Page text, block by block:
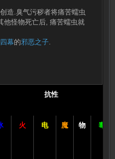
创造.臭气污秽者将痛苦蠕虫
他怪物死亡后, 痛苦蠕虫就
幕的邪恶之子
抗性
火 电 魔 物 毒